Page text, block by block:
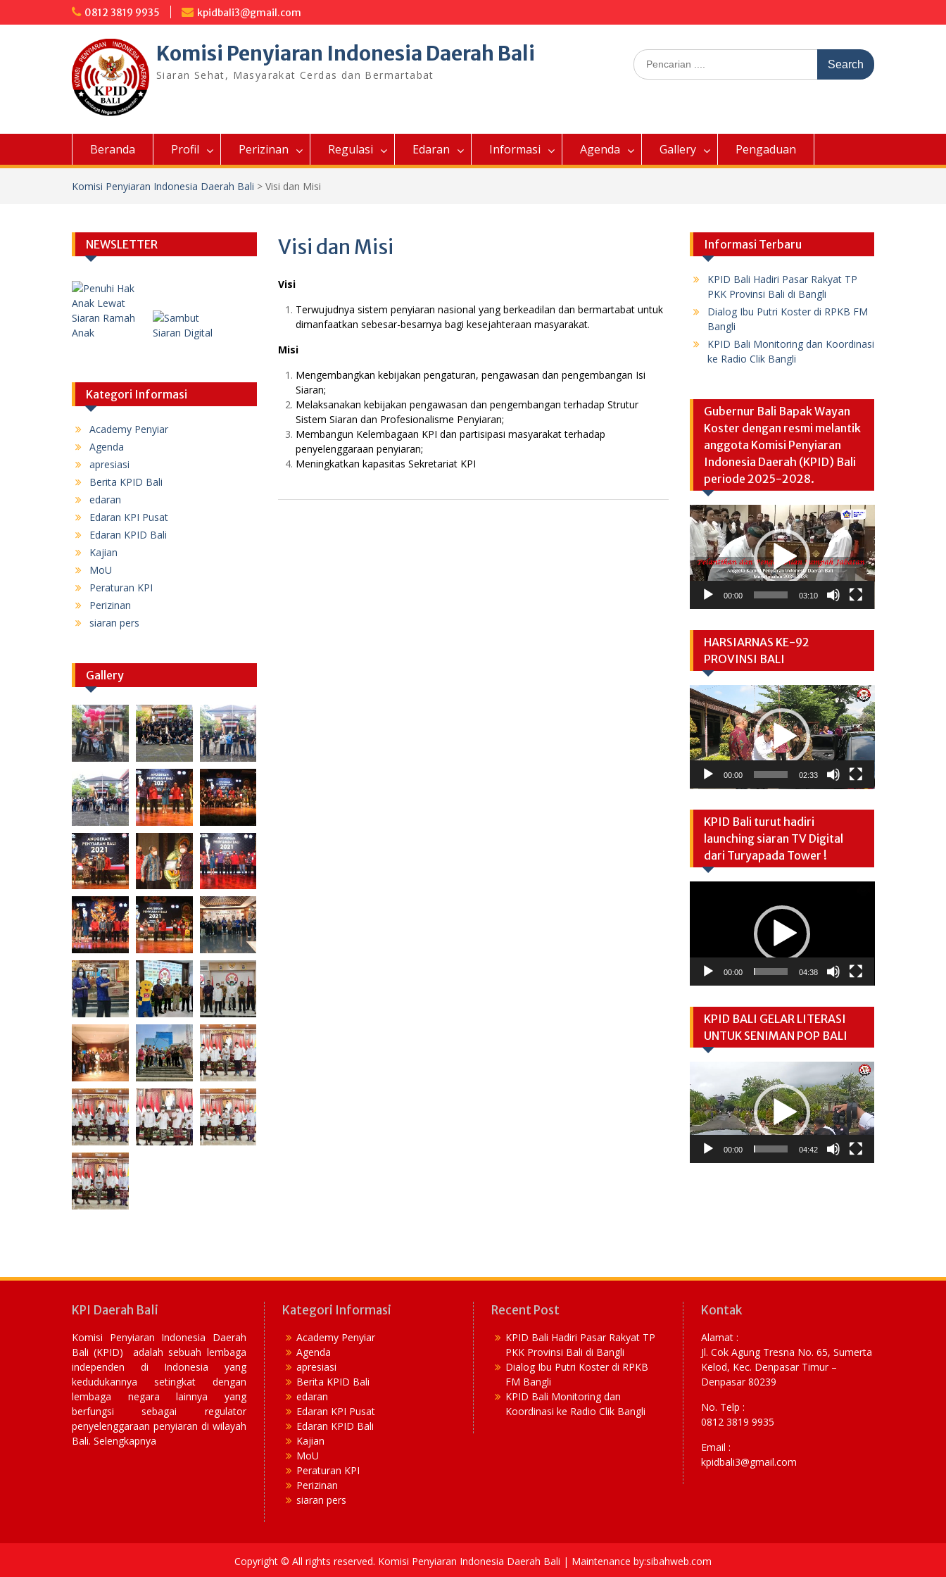
to
0812 3819 9935 kpidbali3@gmail.com
Komisi Penyiaran Indonesia Daerah Bali
Siaran Sehat, Masyarakat Cerdas dan Bermartabat
Search
for:
Beranda Profil Perizinan Regulasi Edaran Informasi Agenda Gallery Pengaduan
Komisi Penyiaran Indonesia Daerah Bali > Visi dan Misi
Visi dan Misi
Visi
Terwujudnya sistem penyiaran nasional yang berkeadilan dan bermartabat untuk
dimanfaatkan sebesar-besarnya bagi kesejahteraan masyarakat.
Misi
Mengembangkan kebijakan pengaturan, pengawasan dan pengembangan Isi
Siaran;
Melaksanakan kebijakan pengawasan dan pengembangan terhadap Strutur
Sistem Siaran dan Profesionalisme Penyiaran;
Membangun Kelembagaan KPI dan partisipasi masyarakat terhadap
penyelenggaraan penyiaran;
Meningkatkan kapasitas Sekretariat KPI
NEWSLETTER
Kategori Informasi
Academy Penyiar
Agenda
apresiasi
Berita KPID Bali
edaran
Edaran KPI Pusat
Edaran KPID Bali
Kajian
MoU
Peraturan KPI
Perizinan
siaran pers
Gallery
Informasi Terbaru
KPID Bali Hadiri Pasar Rakyat TP
PKK Provinsi Bali di Bangli
Dialog Ibu Putri Koster di RPKB FM
Bangli
KPID Bali Monitoring dan Koordinasi
ke Radio Clik Bangli
Gubernur Bali Bapak Wayan
Koster dengan resmi melantik
anggota Komisi Penyiaran
Indonesia Daerah (KPID) Bali
periode 2025-2028.
Video
Player
00:00 03:10
HARSIARNAS KE-92
PROVINSI BALI
Video
Player
00:00 02:33
KPID Bali turut hadiri
launching siaran TV Digital
dari Turyapada Tower !
00:00 04:38
KPID BALI GELAR LITERASI
UNTUK SENIMAN POP BALI
Player
00:00 04:42
KPI Daerah Bali
Komisi Penyiaran Indonesia Daerah
Bali (KPID) adalah sebuah lembaga
independen di Indonesia yang
kedudukannya setingkat dengan
lembaga negara lainnya yang
berfungsi sebagai regulator
penyelenggaraan penyiaran di wilayah
Bali. Selengkapnya
Kategori Informasi
Academy Penyiar
Agenda
apresiasi
Berita KPID Bali
edaran
Edaran KPI Pusat
Edaran KPID Bali
Kajian
MoU
Peraturan KPI
Perizinan
siaran pers
Recent Post
KPID Bali Hadiri Pasar Rakyat TP
PKK Provinsi Bali di Bangli
Dialog Ibu Putri Koster di RPKB
FM Bangli
KPID Bali Monitoring dan
Koordinasi ke Radio Clik Bangli
Kontak
Alamat :
Jl. Cok Agung Tresna No. 65, Sumerta
Kelod, Kec. Denpasar Timur –
Denpasar 80239
No. Telp :
0812 3819 9935
Email :
kpidbali3@gmail.com
Copyright © All rights reserved. Komisi Penyiaran Indonesia Daerah Bali | Maintenance by:sibahweb.com